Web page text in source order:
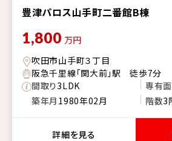
豊津パロス山手町二番館B棟
1,800 万円
吹田市山手町３丁目
阪急千里線「関大前」駅 徒歩7分
間取り3LDK 専有
築年月 1980年02月 階数3
詳細を見る